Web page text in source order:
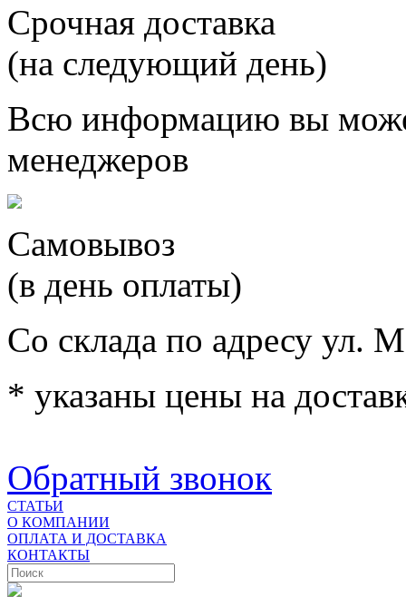
Срочная доставка
(на следующий день)
Всю информацию вы
менеджеров
Самовывоз
(в день оплаты)
Со склада по адресу ул.
* указаны цены на
Обратный звонок
СТАТЬИ
О КОМПАНИИ
ОПЛАТА И ДОСТАВКА
КОНТАКТЫ